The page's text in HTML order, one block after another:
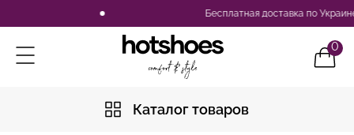
Бесплатная доставка по Украине при заказе от 2500 грн
0
Каталог товаров